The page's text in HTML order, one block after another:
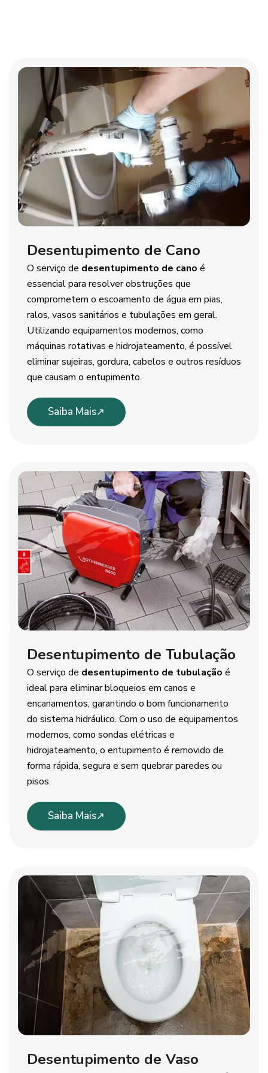
Desentupimento de Cano
O serviço de desentupimento de cano é
essencial para resolver obstruções que
comprometem o escoamento de água em pias,
ralos, vasos sanitários e tubulações em geral.
Utilizando equipamentos modernos, como
máquinas rotativas e hidrojateamento, é possível
eliminar sujeiras, gordura, cabelos e outros resíduos
que causam o entupimento.
Saiba Mais
Desentupimento de Tubulação
O serviço de desentupimento de tubulação é
ideal para eliminar bloqueios em canos e
encanamentos, garantindo o bom funcionamento
do sistema hidráulico. Com o uso de equipamentos
modernos, como sondas elétricas e
hidrojateamento, o entupimento é removido de
forma rápida, segura e sem quebrar paredes ou
pisos.
Saiba Mais
Desentupimento de Vaso